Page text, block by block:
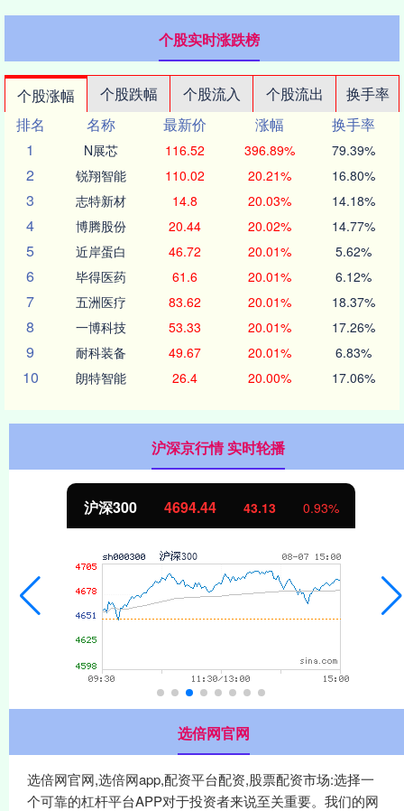
个股实时涨跌榜
个股涨幅 个股跌幅 个股流入 个股流出
换手率
排名
名称 最新价 涨幅
换手率
1
N展芯 116.52 396.89% 79.39%
2 锐翔智能 110.02 20.21% 16.80%
3 志特新材 14.8 20.03% 14.18%
4 博腾股份 20.44 20.02% 14.77%
5 近岸蛋白 46.72 20.01% 5.62%
6 毕得医药 61.6 20.01% 6.12%
7 五洲医疗 83.62 20.01% 18.37%
8 一博科技 53.33 20.01% 17.26%
9 耐科装备 49.67 20.01% 6.83%
10 朗特智能 26.4 20.00% 17.06%
沪深京行情 实时轮播
沪深300 4694.44 43.13 0.93%
选倍网官网
选倍网官网,选倍网app,配资平台配资,股票配资市场:选择一
个可靠的杠杆平台APP对于投资者来说至关重要。我们的网